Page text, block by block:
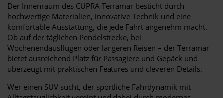
Der Innenraum des CUPRA Terramar besticht durch
hochwertige Materialien, innovative Technik und eine
komfortable Ausstattung, die jede Fahrt angenehm macht.
Ob auf der täglichen Pendelstrecke, bei
Wochenendausflügen oder längeren Reisen – der Terramar
bietet ausreichend Platz für Passagiere und Gepäck und
überzeugt mit praktischen Features und cleveren Details.
Wer einen SUV sucht, der sportliche Fahrdynamik mit